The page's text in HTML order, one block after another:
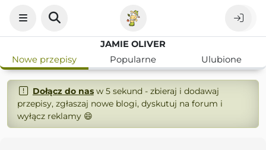
JAMIE OLIVER
Nowe przepisy
Popularne Ulubione
Dołącz do nasw 5 sekund - zbieraj i dodawaj
przepisy, zgłaszaj nowe blogi, dyskutuj na forum i
wyłącz reklamy 😄